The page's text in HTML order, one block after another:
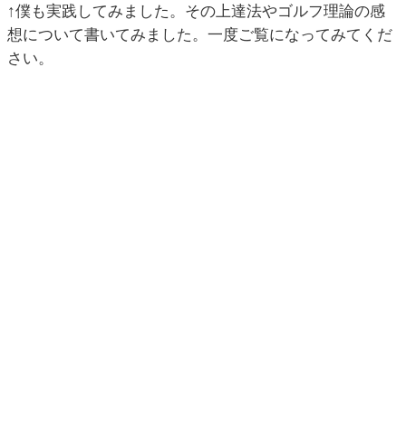
↑僕も実践してみました。その上達法やゴルフ理論の感
想について書いてみました。一度ご覧になってみてくだ
さい。